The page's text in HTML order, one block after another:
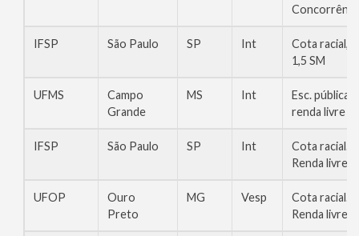
IFSP São Paulo SP Int
Cota racial,
1,5 SM
UFMS
Campo
Grande
MS Int
Esc. pública,
renda livre
IFSP São Paulo SP Int
Cota racial.
Renda livre
UFOP
Ouro
Preto
MG Vesp
Cota racial.
Renda livre